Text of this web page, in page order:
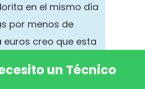
en el mismo día
por menos de
euros creo que esta
muy calculadora y
un Técnico